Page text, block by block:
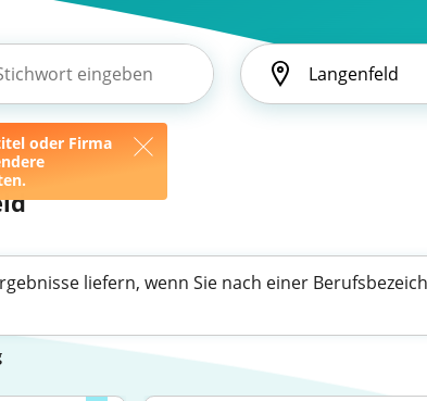
oder Firma
liefern, wenn Sie nach einer